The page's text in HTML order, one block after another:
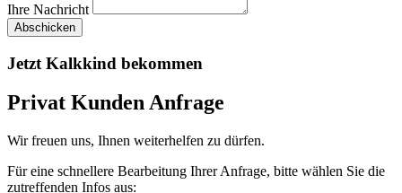
Ihre Nachricht
Abschicken
Jetzt Kalkkind bekommen
Privat Kunden Anfrage
Wir freuen uns, Ihnen weiterhelfen zu dürfen.
Für eine schnellere Bearbeitung Ihrer Anfrage, bitte wählen Sie die
zutreffenden Infos aus: